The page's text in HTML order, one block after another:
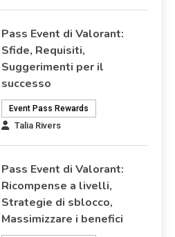
Pass Event di Valorant:
Sfide, Requisiti,
Suggerimenti per il
successo
Event Pass Rewards
Talia Rivers
Pass Event di Valorant:
Ricompense a livelli,
Strategie di sblocco,
Massimizzare i benefici